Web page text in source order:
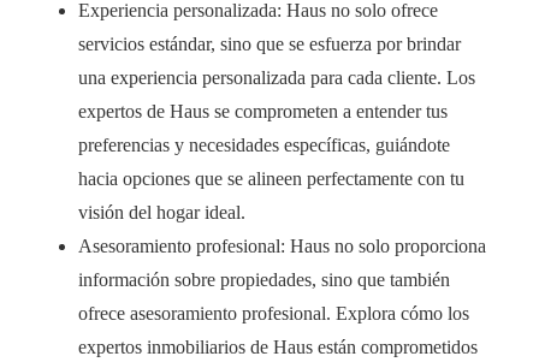
Experiencia personalizada: Haus no solo ofrece
servicios estándar, sino que se esfuerza por brindar
una experiencia personalizada para cada cliente. Los
expertos de Haus se comprometen a entender tus
preferencias y necesidades específicas, guiándote
hacia opciones que se alineen perfectamente con tu
visión del hogar ideal.
Asesoramiento profesional: Haus no solo proporciona
información sobre propiedades, sino que también
ofrece asesoramiento profesional. Explora cómo los
expertos inmobiliarios de Haus están comprometidos